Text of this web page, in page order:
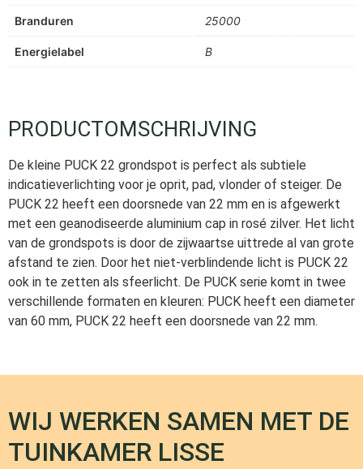
Branduren 25000
Energielabel B
PRODUCTOMSCHRIJVING
De kleine PUCK 22 grondspot is perfect als subtiele
indicatieverlichting voor je oprit, pad, vlonder of steiger. De
PUCK 22 heeft een doorsnede van 22 mm en is afgewerkt
met een geanodiseerde aluminium cap in rosé zilver. Het licht
van de grondspots is door de zijwaartse uittrede al van grote
afstand te zien. Door het niet-verblindende licht is PUCK 22
ook in te zetten als sfeerlicht. De PUCK serie komt in twee
verschillende formaten en kleuren: PUCK heeft een diameter
van 60 mm, PUCK 22 heeft een doorsnede van 22 mm.
WIJ WERKEN SAMEN MET DE
TUINKAMER LISSE